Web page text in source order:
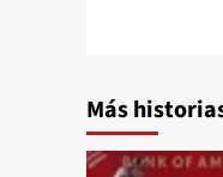
Más